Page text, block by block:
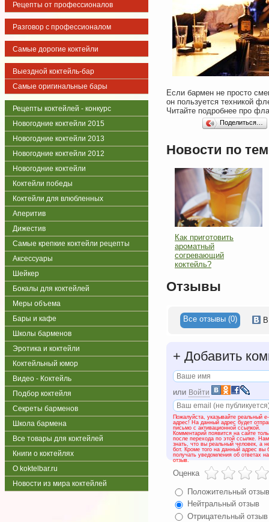
Рецепты от профессионалов
Разговор с профессионалом
Самые дорогие коктейли
Выездной коктейль-бар
Самые оригинальные бары
Рецепты коктейлей - конкурс
Новогодние коктейли 2015
Новогодние коктейли 2013
Новогодние коктейли 2012
Новогодние коктейли
Коктейли победы
Коктейли для влюбленных
Аперитив
Дижестив
Самые крепкие коктейли рецепты
Аксессуары
Шейкер
Бокалы для коктейлей
Меры объема
Бары и кафе
Школы барменов
Эротика и коктейли
Коктейльный юмор
Видео - Коктейль
Подбор коктейля
Секреты барменов
Школа бармена
Все товары для коктейлей
Книги о коктейлях
О koktelbar.ru
Новости из мира коктейлей
Если бармен не просто
он пользуется техникой
Читайте подробнее про
Поделиться…
Новости по
Как приготовить
ароматный
согревающий
коктейль?
Отзывы
Все отзывы (0)
+ Добавить
или Войти
Пожалуйста, указывайте реальный
адрес! На данный адрес будет
письмо с активационной ссылкой.
Комментарий появится на сайте
после перехода по этой ссылке.
знать, что вы реальный человек, а
бот. Кроме того на данный адрес вы
получать уведомления об ответах
отзыв.
Оценка
Положительный отзыв
Нейтральный отзыв
Отрицательный отзыв